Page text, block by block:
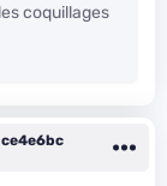
coquillages